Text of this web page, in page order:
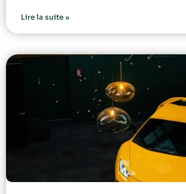
Lire la suite »